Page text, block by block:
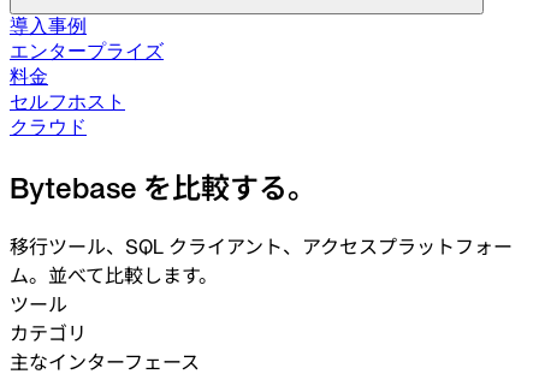
アクセス付与。データマスキング。ジャストインタイム。
データベースコンプライアンス
監査ログ。承認フロー。ポリシー適用。
導入事例
エンタープライズ
料金
セルフホスト
セルフホスト
クラウド
Bytebase を比較する。
移行ツール、SQL クライアント、アクセスプラットフォー
ム。並べて比較します。
ツール
カテゴリ
主なインターフェース